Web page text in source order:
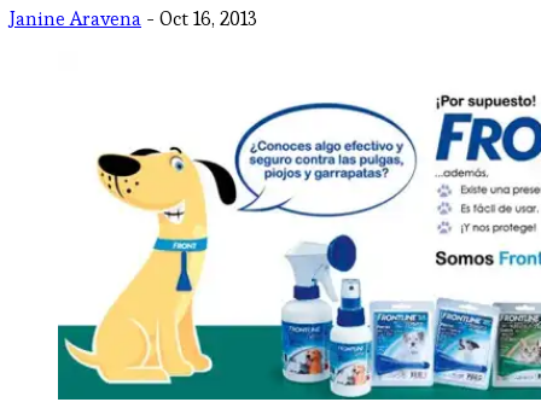
Janine Aravena - Oct 16, 2013